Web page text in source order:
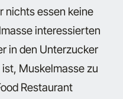
nichts essen keine
interessierten
in den Unterzucker
Muskelmasse zu
Restaurant